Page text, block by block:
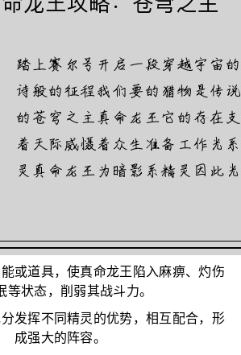
或道具，使真命龙王陷入麻痹、灼伤
等状态，削弱其战斗力。
发挥不同精灵的优势，相互配合，形
成强大的阵容。